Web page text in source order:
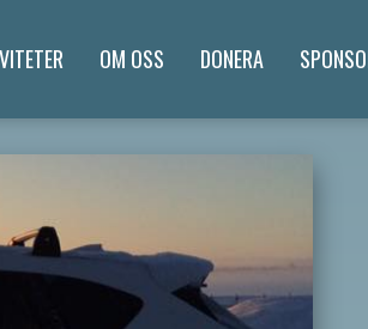
OM OSS DONERA